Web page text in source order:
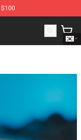
of Pokemon